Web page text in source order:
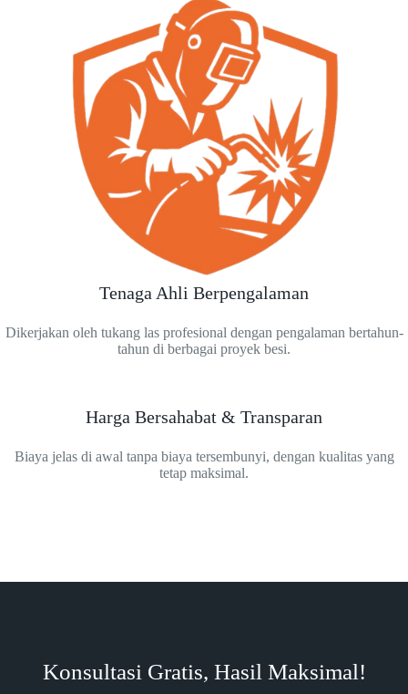
Tenaga Ahli Berpengalaman
Dikerjakan oleh tukang las profesional dengan pengalaman bertahun-
tahun di berbagai proyek besi.
Harga Bersahabat & Transparan
Biaya jelas di awal tanpa biaya tersembunyi, dengan kualitas yang
tetap maksimal.
Konsultasi Gratis, Hasil Maksimal!